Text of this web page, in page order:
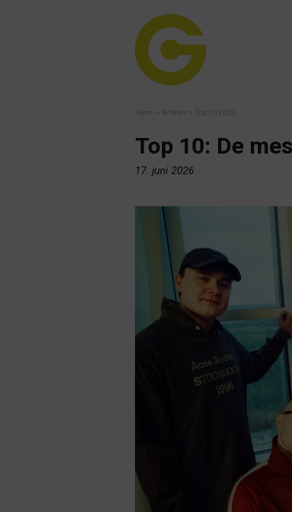
Hjem > Artikler > Top 10 2026
Top 10: De
17. juni 2026